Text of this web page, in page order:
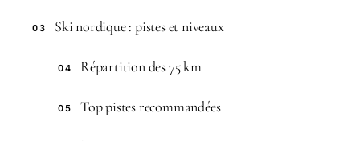
03 Ski nordique : pistes et niveaux
04 Répartition des 75 km
05 Top pistes recommandées